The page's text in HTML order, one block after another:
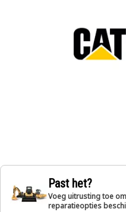
Past het?
Voeg uitrusting toe
reparatieopties